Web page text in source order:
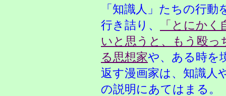
「知識人」たちの行
行き詰り、
「とにか
いと思うと、もう殴
る思想家や、ある時を
返す漫画家は、知識人
の説明にあてはまる。